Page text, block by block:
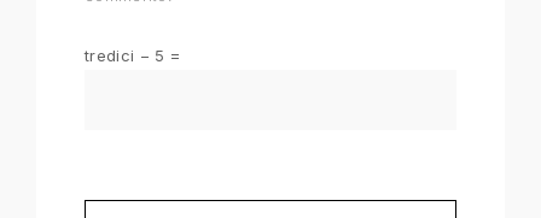
tredici − 5 =